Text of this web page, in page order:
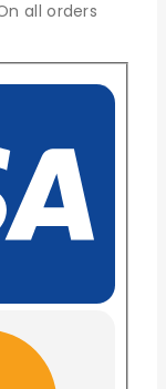
all orders